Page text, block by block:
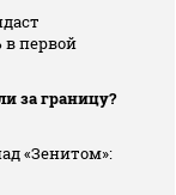
в первой
за границу?
«Зенитом»: